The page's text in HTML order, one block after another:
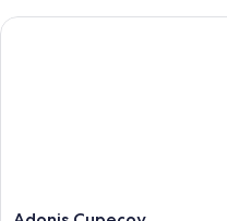
Áreas para no fumadores,
Adonis
Adonis Cupecoy